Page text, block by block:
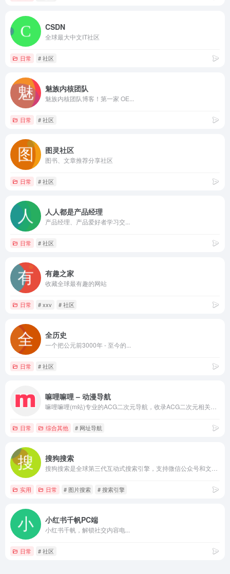
CSDN
全球最大中文IT社区
日常 # 社区
魅族内核团队
魅族内核团队博客！第一家 OE...
日常 # 社区
图灵社区
图书、文章推荐分享社区
日常 # 社区
人人都是产品经理
产品经理、产品爱好者学习交...
日常 # 社区
有趣之家
收藏全球最有趣的网站
日常 # xxv # 社区
全历史
一个把公元前3000年 - 至今的...
日常 # 社区
嘛哩嘛哩 – 动漫导航
日常 综合其他 # 网址导航
搜狗搜索
实用 日常 # 图片搜索 # 搜索引擎
小红书千帆PC端
小红书千帆，解锁社交内容电...
日常 # 社区